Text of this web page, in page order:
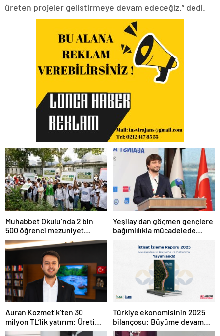
üreten projeler geliştirmeye devam edeceğiz.” dedi.
Muhabbet Okulu’nda 2 bin
500 öğrenci mezuniyet
heyecanı yaşadı
Yeşilay’dan göçmen gençlere
bağımlılıkla mücadelede
Auran Kozmetik’ten 30
milyon TL’lik yatırım: Üretim
kapasitesi 21 milyon adede
Türkiye ekonomisinin 2025
bilançosu: Büyüme devam
etti, sanayide alarm zilleri